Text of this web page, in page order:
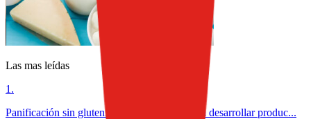
Las mas leídas
1 .
Panificación sin gluten: los retos técnicos para desarrollar produc...